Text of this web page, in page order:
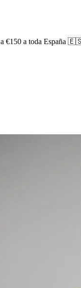
a €150 a toda España